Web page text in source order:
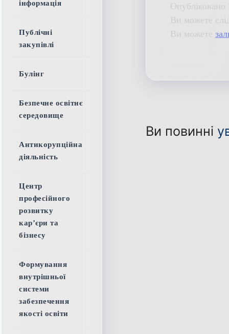
Ви можете
Ви можете
Ви повинні
інформація
Публічні
закупівлі
Булінг
Безпечне освітнє
середовище
Антикорупційна
діяльність
Центр
професійного
розвитку
кар’єри та
бізнесу
Формування
внутрішньої
системи
забезпечення
якості освіти